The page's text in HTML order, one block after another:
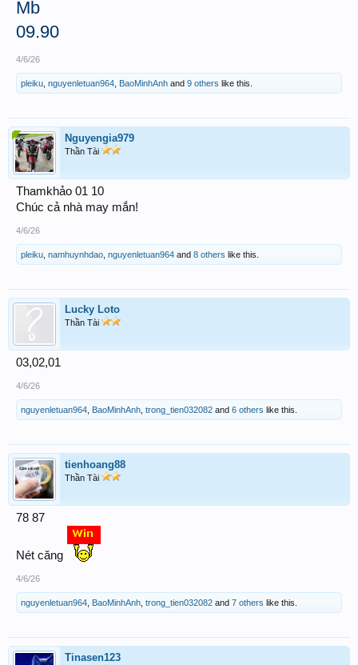
Mb
09.90
4/6/26
pleiku nguyenletuan964 BaoMinhAnh and 9 others like this.
Nguyengia979
Thần Tài
Thamkhảo 01 10
Chúc cả nhà may mắn!
4/6/26
pleiku namhuynhdao nguyenletuan964 and 8 others like this.
Lucky Loto
Thần Tài
03,02,01
4/6/26
nguyenletuan964 BaoMinhAnh trong_tien032082 and 6 others like this.
tienhoang88
Thần Tài
78 87
Nét căng
4/6/26
nguyenletuan964 BaoMinhAnh trong_tien032082 and 7 others like this.
Tinasen123